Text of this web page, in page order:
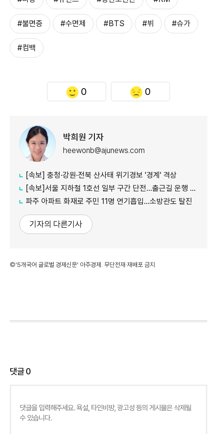
#불면증 #수면제 #BTS #뷔 #슈가
#컴백
0 0
박희원 기자
heewonb@ajunews.com
[속보] 충청·강원·전북 산사태 위기경보 '경계' 격상
[속보]서울 지하철 1호선 일부 구간 단전…출근길 운행 지연
파주 아파트 화재로 주민 11명 연기흡입…소방관도 탈진
기자의 다른기사
©'5개국어 글로벌 경제신문' 아주경제. 무단전재·재배포 금지
댓글0